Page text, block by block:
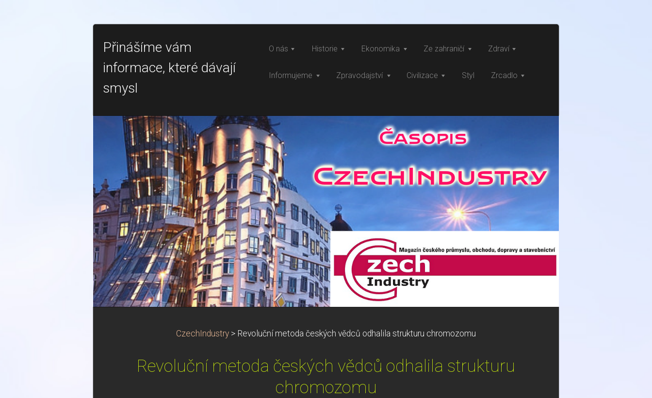
Přinášíme vám
informace, které dávají
smysl
O nás Historie Ekonomika Ze zahraničí Zdraví
Informujeme Zpravodajství Civilizace Styl Zrcadlo
CzechIndustry > Revoluční metoda českých vědců odhalila strukturu chromozomu
Revoluční metoda českých vědců odhalila strukturu
chromozomu